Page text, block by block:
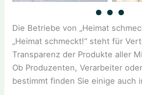
Die Betriebe von „Heimat
„Heimat schmeckt!“ steht für
Transparenz der Produkte aller
Ob Produzenten, Verarbeiter
bestimmt finden Sie einige auch